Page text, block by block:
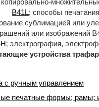
копировально-
B41L; способы
сублимацией или
или изображений
; электрография,
устройства
с ручным управлением
печатные формы; рамы;